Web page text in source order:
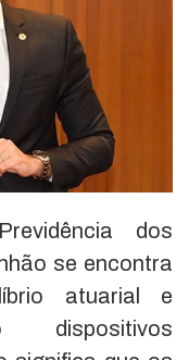
dos
se encontra
atuarial e
dispositivos